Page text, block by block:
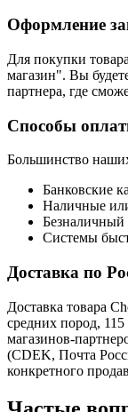
Оформление
Для покупки
магазин". Вы
партнера, где
Способы
Большинство
Банковские
Наличные
Безналичный
Системы
Доставка по
Доставка товара
средних пород,
магазинов-
(CDEK, Почта
конкретного